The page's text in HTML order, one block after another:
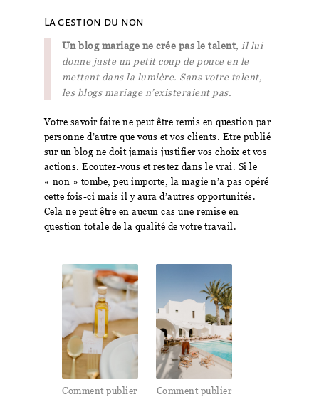
La gestion du non
Un blog mariage ne crée pas le talent, il lui
donne juste un petit coup de pouce en le
mettant dans la lumière. Sans votre talent,
les blogs mariage n’existeraient pas.
Votre savoir faire ne peut être remis en question par
personne d’autre que vous et vos clients. Etre publié
sur un blog ne doit jamais justifier vos choix et vos
actions. Ecoutez-vous et restez dans le vrai. Si le
« non » tombe, peu importe, la magie n’a pas opéré
cette fois-ci mais il y aura d’autres opportunités.
Cela ne peut être en aucun cas une remise en
question totale de la qualité de votre travail.
Comment publier
Comment publier